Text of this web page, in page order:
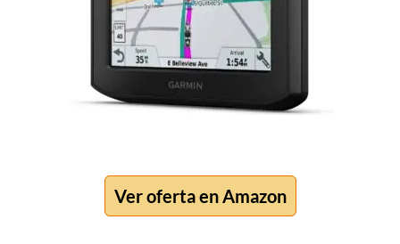
Ver oferta en Amazon